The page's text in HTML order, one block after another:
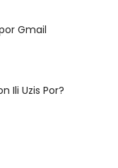
Gmail
Ili Uzis Por?